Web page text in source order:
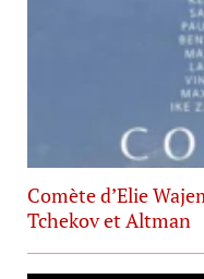
Comète d’Elie
Tchekov et Altman